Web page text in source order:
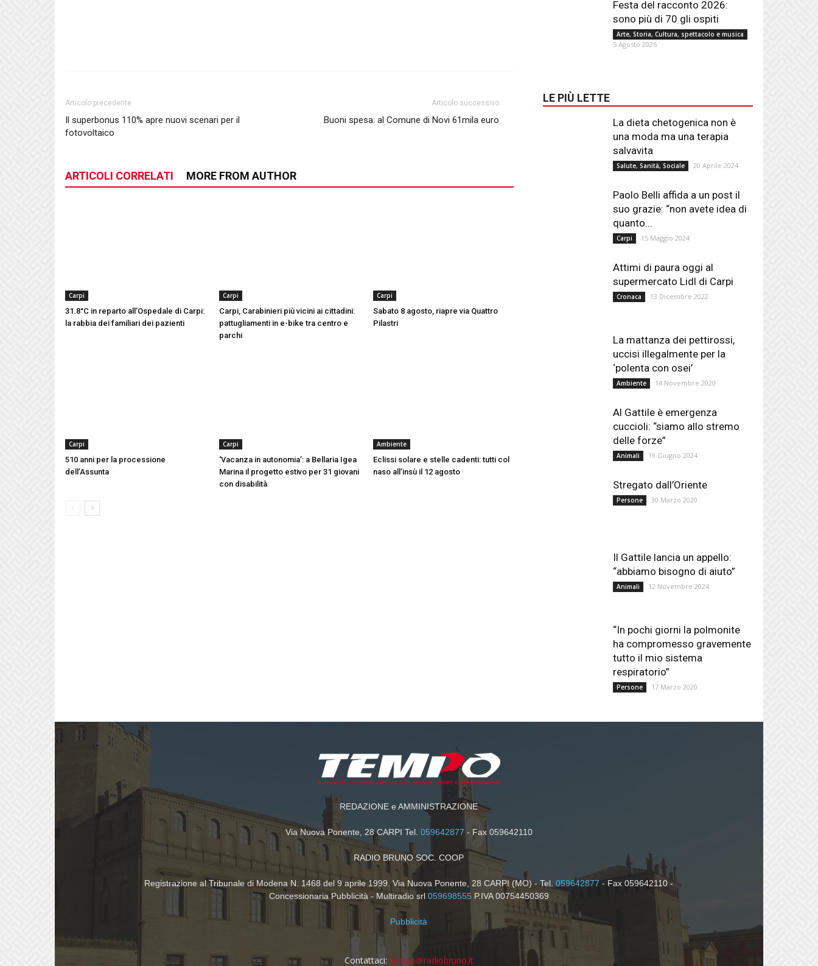
Articolo precedente
Il superbonus 110% apre nuovi scenari per il
fotovoltaico
Articolo successivo
Buoni spesa: al Comune di Novi 61mila euro
ARTICOLI CORRELATI MORE FROM AUTHOR
Carpi
31.8°C in reparto all’Ospedale di Carpi:
la rabbia dei familiari dei pazienti
Carpi
Carpi, Carabinieri più vicini ai cittadini:
pattugliamenti in e-bike tra centro e
parchi
Carpi
Sabato 8 agosto, riapre via Quattro
Pilastri
Carpi
510 anni per la processione
dell’Assunta
Carpi
‘Vacanza in autonomia’: a Bellaria Igea
Marina il progetto estivo per 31 giovani
con disabilità
Ambiente
Eclissi solare e stelle cadenti: tutti col
naso all’insù il 12 agosto
Festa del racconto 2026:
sono più di 70 gli ospiti
Arte, Storia, Cultura, spettacolo e musica
5 Agosto 2026
LE PIÙ LETTE
La dieta chetogenica non è
una moda ma una terapia
salvavita
Salute, Sanità, Sociale 20 Aprile 2024
Paolo Belli affida a un post il
suo grazie: “non avete idea di
quanto...
Carpi 15 Maggio 2024
Attimi di paura oggi al
supermercato Lidl di Carpi
Cronaca 13 Dicembre 2022
La mattanza dei pettirossi,
uccisi illegalmente per la
‘polenta con osei’
Ambiente 14 Novembre 2020
Al Gattile è emergenza
cuccioli: “siamo allo stremo
delle forze”
Animali 19 Giugno 2024
Stregato dall’Oriente
Persone 30 Marzo 2020
Il Gattile lancia un appello:
“abbiamo bisogno di aiuto”
Animali 12 Novembre 2024
“In pochi giorni la polmonite
ha compromesso gravemente
tutto il mio sistema
respiratorio”
Persone 17 Marzo 2020
REDAZIONE e AMMINISTRAZIONE
Via Nuova Ponente, 28 CARPI Tel. 059642877 - Fax 059642110
RADIO BRUNO SOC. COOP
Registrazione al Tribunale di Modena N. 1468 del 9 aprile 1999. Via Nuova Ponente, 28 CARPI (MO) - Tel.059642877 - Fax 059642110 -
Concessionaria Pubblicità - Multiradio srl 059698555P.IVA 00754450369
Pubblicità
Contattaci: tempo@radiobruno.it